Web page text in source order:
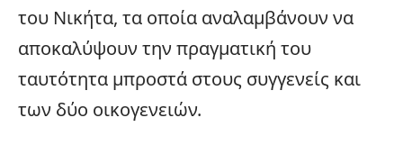
του Νικήτα, τα οποία αναλαμβάνουν να
αποκαλύψουν την πραγματική του
ταυτότητα μπροστά στους συγγενείς και
των δύο οικογενειών.